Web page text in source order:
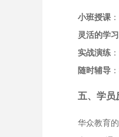
小班授课
灵活的学
实战演练
随时辅导
五、学员
华众教育